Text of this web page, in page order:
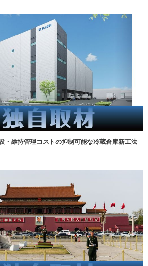
・維持管理コストの抑制可能な冷蔵倉庫新工法